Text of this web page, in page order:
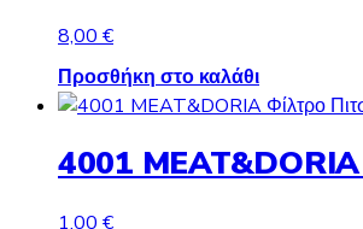
8,00 €
Προσθήκη στο καλάθι
4001 MEAT&DORIA
1,00 €